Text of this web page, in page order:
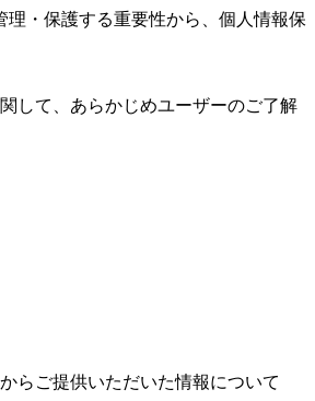
・保護する重要性から、個人情報保
して、あらかじめユーザーのご了解
らご提供いただいた情報について